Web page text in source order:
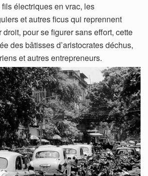
électriques en vrac, les
et autres ficus qui reprennent
pour se figurer sans effort, cette
des bâtisses d’aristocrates déchus,
et autres entrepreneurs.